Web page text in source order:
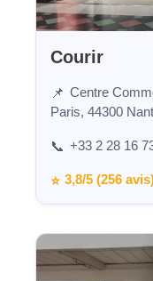
Courir
📌 Centre
Paris, 44300
📞 +33 2 28 16
⭐ 3,8/5 (256